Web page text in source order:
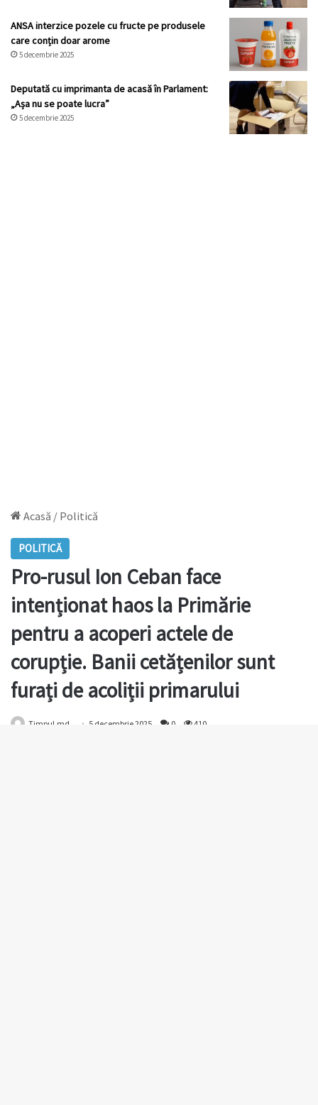
ANSA interzice pozele cu fructe pe produsele
care conțin doar arome
5 decembrie 2025
Deputată cu imprimanta de acasă în Parlament:
„Așa nu se poate lucra”
5 decembrie 2025